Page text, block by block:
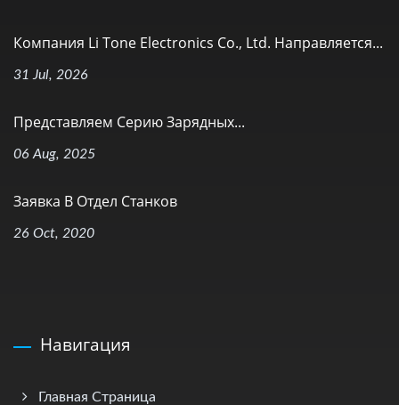
Компания Li Tone Electronics Co., Ltd. Направляется...
31 Jul, 2026
Представляем Серию Зарядных...
06 Aug, 2025
Заявка В Отдел Станков
26 Oct, 2020
Навигация
Главная Страница